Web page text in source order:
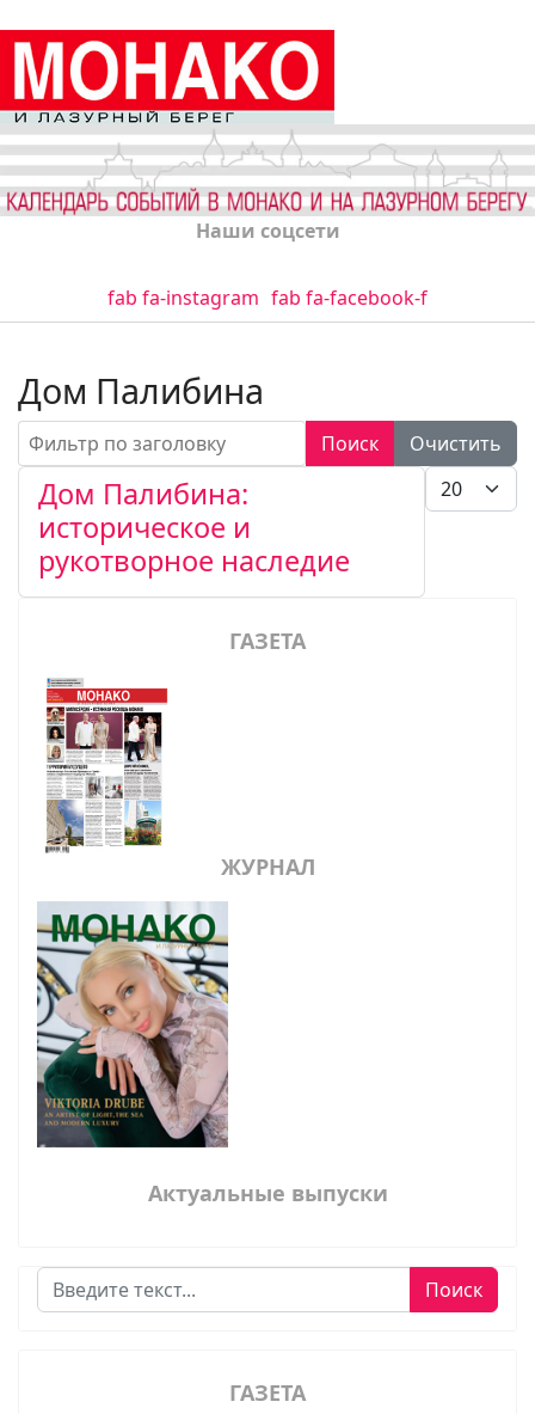
Наши соцсети
fab fa-instagram fab fa-facebook-f
Дом Палибина
Фильтр по заголовку Поиск
Очистить
Кол-во
Дом Палибина:
историческое и
рукотворное наследие
ГАЗЕТА
ЖУРНАЛ
Актуальные выпуски
Поиск Поиск
ГАЗЕТА